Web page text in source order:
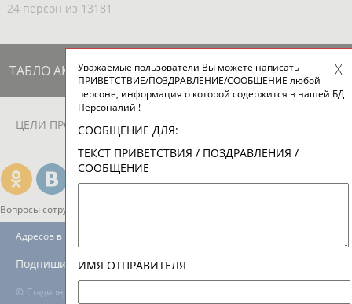
24 персон из 13181
ТАБЛО АКТИВНОСТИ
ЦЕЛИ ПРОЕКТА КОНТАКТЫ
Вопросы сотрудничества и совместной деятельности
© Стадион, 1998-2026
Адресов в новостной рассылке: 996
Подпишись
Уважаемые пользователи Вы можете написать
ПРИВЕТСТВИЕ/ПОЗДРАВЛЕНИЕ/СООБЩЕНИЕ любой
персоне, информация о которой содержится в нашей БД
Персоналий !
СООБЩЕНИЕ ДЛЯ:
ТЕКСТ ПРИВЕТСТВИЯ / ПОЗДРАВЛЕНИЯ /
СООБЩЕНИЕ
ИМЯ ОТПРАВИТЕЛЯ